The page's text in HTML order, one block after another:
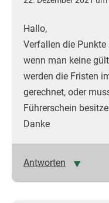
Hallo,
Verfallen die
wenn man keine
werden die Fristen
gerechnet, oder
Führerschein
Danke
Antworten